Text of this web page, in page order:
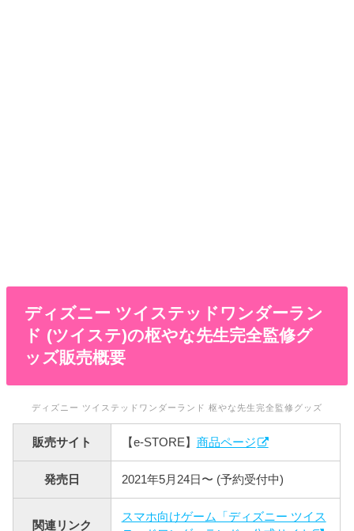
ディズニー ツイステッドワンダーラン
ド (ツイステ)の枢やな先生完全監修グ
ッズ販売概要
ディズニー ツイステッドワンダーランド 枢やな先生完全監修グッズ
販売サイト 【e-STORE】 商品ページ
発売日 2021年5月24日〜 (予約受付中)
関連リンク
スマホ向けゲーム「ディズニー ツイス